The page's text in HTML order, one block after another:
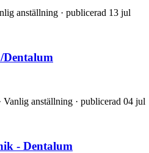
anställning · publicerad 13 jul
Vanlig anställning · publicerad 04 jul
- Dentalum